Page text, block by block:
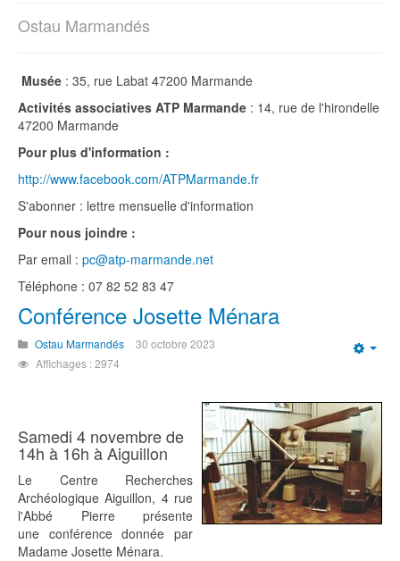
Ostau Marmandés
Musée : 35, rue Labat 47200 Marmande
Activités associatives ATP Marmande : 14, rue de l'hirondelle
47200 Marmande
Pour plus d'information :
http://www.facebook.com/ATPMarmande.fr
S'abonner : lettre mensuelle d'information
Pour nous joindre :
Par email : pc@atp-marmande.net
Téléphone : 07 82 52 83 47
Conférence Josette Ménara
Ostau Marmandés
30 octobre 2023
Affichages : 2974
Samedi 4 novembre de
14h à 16h à Aiguillon
Le Centre Recherches
Archéologique Aiguillon, 4 rue
l'Abbé Pierre présente
une conférence donnée par
Madame Josette Ménara.